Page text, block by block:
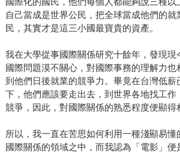
自己當成是世界公民，把全球當成他們的就
民，其實才是這三小國最寶貴的資產。
我在大學從事國際關係研究十餘年，發現現
國際問題漠不關心，對國際事務的理解力
到他們日後就業的競爭力。畢竟在台灣低薪
下，他們應該要走出去，到世界各地找工作
競爭，因此，對國際關係的熟悉程度便顯得
所以，我一直在苦思如何利用一種淺顯易懂
國際關係的領域之中，而我認為「電影」便